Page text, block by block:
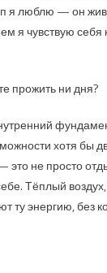
я люблю — он
я чувствую себя
прожить ни дня?
хотя бы
не просто
Тёплый
ту энергию, без